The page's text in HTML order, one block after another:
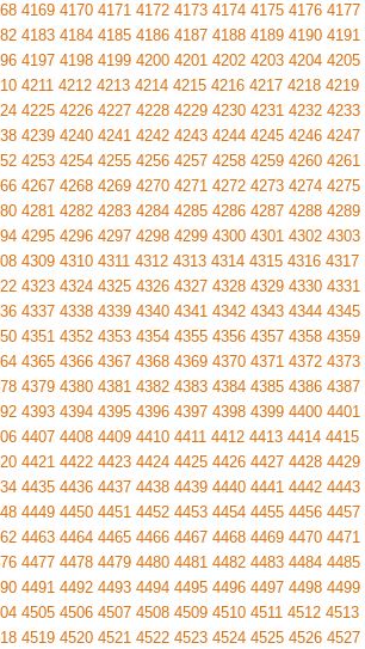
4169 4170 4171 4172 4173 4174 4175 4176 4177
4183 4184 4185 4186 4187 4188 4189 4190 4191
4197 4198 4199 4200 4201 4202 4203 4204 4205
4211 4212 4213 4214 4215 4216 4217 4218 4219
4225 4226 4227 4228 4229 4230 4231 4232 4233
4239 4240 4241 4242 4243 4244 4245 4246 4247
4253 4254 4255 4256 4257 4258 4259 4260 4261
4267 4268 4269 4270 4271 4272 4273 4274 4275
4281 4282 4283 4284 4285 4286 4287 4288 4289
4295 4296 4297 4298 4299 4300 4301 4302 4303
4309 4310 4311 4312 4313 4314 4315 4316 4317
4323 4324 4325 4326 4327 4328 4329 4330 4331
4337 4338 4339 4340 4341 4342 4343 4344 4345
4351 4352 4353 4354 4355 4356 4357 4358 4359
4365 4366 4367 4368 4369 4370 4371 4372 4373
4379 4380 4381 4382 4383 4384 4385 4386 4387
4393 4394 4395 4396 4397 4398 4399 4400 4401
4407 4408 4409 4410 4411 4412 4413 4414 4415
4421 4422 4423 4424 4425 4426 4427 4428 4429
4435 4436 4437 4438 4439 4440 4441 4442 4443
4449 4450 4451 4452 4453 4454 4455 4456 4457
4463 4464 4465 4466 4467 4468 4469 4470 4471
4477 4478 4479 4480 4481 4482 4483 4484 4485
4491 4492 4493 4494 4495 4496 4497 4498 4499
4505 4506 4507 4508 4509 4510 4511 4512 4513
4519 4520 4521 4522 4523 4524 4525 4526 4527